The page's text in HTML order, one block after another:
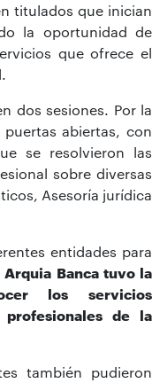
titulados que inician
la oportunidad de
que ofrece el
dos sesiones. Por la
abiertas, con
se resolvieron las
sobre diversas
Asesoría jurídica
entidades para
Arquia Banca tuvo la
los servicios
de la
también pudieron